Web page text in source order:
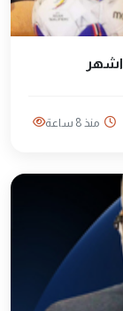
اشهر
منذ 8 ساعة